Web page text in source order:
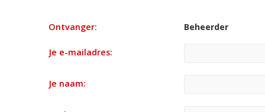
Ontvanger: Beheerder
Je e-mailadres:
Je naam: